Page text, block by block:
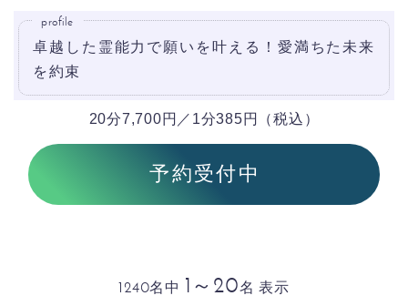
profile
卓越した霊能力で願いを叶える！愛満ちた未来
を約束
20分7,700円／1分385円（税込）
予約受付中
1240名中 1～20名 表示